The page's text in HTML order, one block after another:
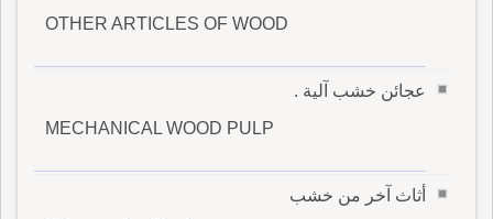
OTHER ARTICLES OF WOOD
عجائن خشب آلية .
MECHANICAL WOOD PULP
أثاث آخر من خشب